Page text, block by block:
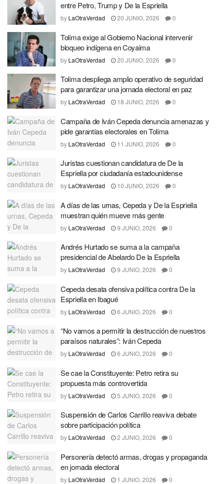
entre Petro, Trump y De la Espriella
by LaOtraVerdad 20 JUNIO, 2026 0
Tolima exige al Gobierno Nacional intervenir
bloqueo indígena en Coyaima
by LaOtraVerdad 20 JUNIO, 2026 0
Tolima despliega amplio operativo de seguridad
para garantizar una jornada electoral en paz
by LaOtraVerdad 18 JUNIO, 2026 0
Campaña de Iván Cepeda denuncia amenazas y
pide garantías electorales en Tolima
by LaOtraVerdad 11 JUNIO, 2026 0
Juristas cuestionan candidatura de De la
Espriella por ciudadanía estadounidense
by LaOtraVerdad 10 JUNIO, 2026 0
A días de las urnas, Cepeda y De la Espriella
muestran quién mueve más gente
by LaOtraVerdad 9 JUNIO, 2026 0
Andrés Hurtado se suma a la campaña
presidencial de Abelardo De la Espriella
by LaOtraVerdad 9 JUNIO, 2026 0
Cepeda desata ofensiva política contra De la
Espriella en Ibagué
by LaOtraVerdad 6 JUNIO, 2026 0
“No vamos a permitir la destrucción de nuestros
paraísos naturales”: Iván Cepeda
by LaOtraVerdad 6 JUNIO, 2026 0
Se cae la Constituyente: Petro retira su
propuesta más controvertida
by LaOtraVerdad 5 JUNIO, 2026 0
Suspensión de Carlos Carrillo reaviva debate
sobre participación política
by LaOtraVerdad 2 JUNIO, 2026 0
Personería detectó armas, drogas y propaganda
en jornada electoral
by LaOtraVerdad 1 JUNIO, 2026 0